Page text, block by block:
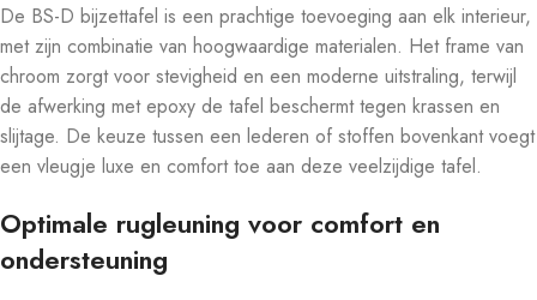
De BS-D bijzettafel is een prachtige toevoeging aan elk interieur,
met zijn combinatie van hoogwaardige materialen. Het frame van
chroom zorgt voor stevigheid en een moderne uitstraling, terwijl
de afwerking met epoxy de tafel beschermt tegen krassen en
slijtage. De keuze tussen een lederen of stoffen bovenkant voegt
een vleugje luxe en comfort toe aan deze veelzijdige tafel.
Optimale rugleuning voor comfort en
ondersteuning